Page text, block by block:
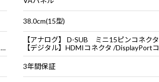
38.0cm(15型)
【アナログ】 D-SUB ミニ15ピンコネクタ
【デジタル】HDMIコネクタ /DisplayPortコネクタ
3年間保証